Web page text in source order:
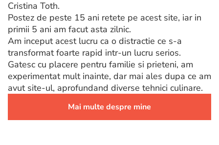
Cristina Toth.
Postez de peste 15 ani retete pe acest site, iar in
primii 5 ani am facut asta zilnic.
Am inceput acest lucru ca o distractie ce s-a
transformat foarte rapid intr-un lucru serios.
Gatesc cu placere pentru familie si prieteni, am
experimentat mult inainte, dar mai ales dupa ce am
avut site-ul, aprofundand diverse tehnici culinare.
Mai multe despre mine